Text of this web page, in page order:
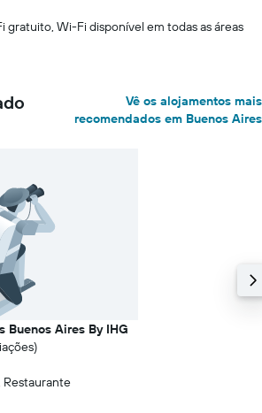
gratuito, Wi-Fi disponível em todas as áreas
Vê os alojamentos mais
recomendados em Buenos Aires
Buenos Aires By IHG
Restaurante